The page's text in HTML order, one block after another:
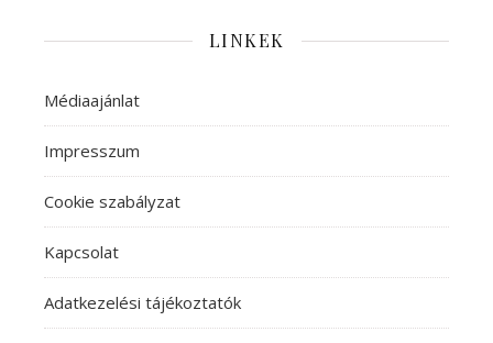
LINKEK
Médiaajánlat
Impresszum
Cookie szabályzat
Kapcsolat
Adatkezelési tájékoztatók